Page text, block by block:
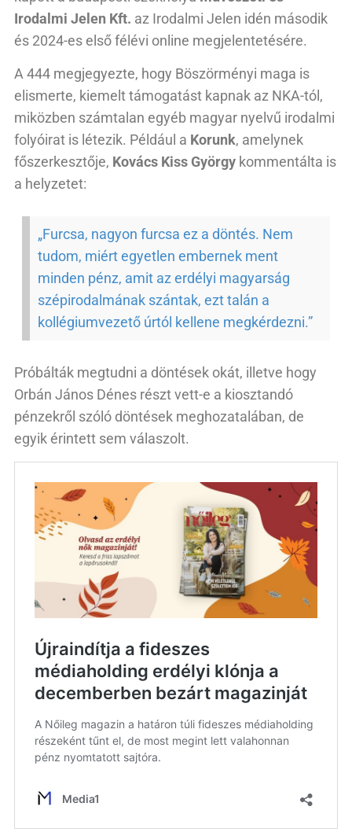
Irodalmi Jelen Kft. az Irodalmi Jelen idén második
és 2024-es első félévi online megjelentetésére.
A 444 megjegyezte, hogy Böszörményi maga is
elismerte, kiemelt támogatást kapnak az NKA-tól,
miközben számtalan egyéb magyar nyelvű irodalmi
folyóirat is létezik. Például a Korunk, amelynek
főszerkesztője, Kovács Kiss György kommentálta is
a helyzetet:
„Furcsa, nagyon furcsa ez a döntés. Nem
tudom, miért egyetlen embernek ment
minden pénz, amit az erdélyi magyarság
szépirodalmának szántak, ezt talán a
kollégiumvezető úrtól kellene megkérdezni.”
Próbálták megtudni a döntések okát, illetve hogy
Orbán János Dénes részt vett-e a kiosztandó
pénzekről szóló döntések meghozatalában, de
egyik érintett sem válaszolt.